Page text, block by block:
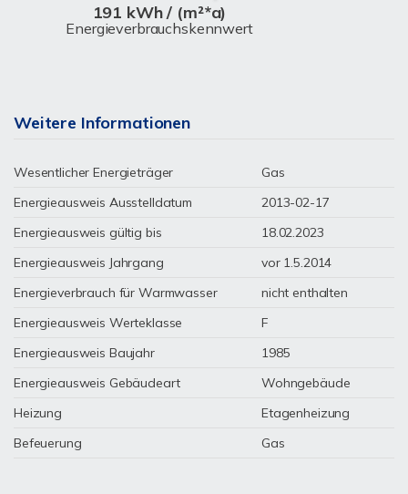
191 kWh / (m²*a)
Energieverbrauchskennwert
Weitere Informationen
Wesentlicher Energieträger
Gas
Energieausweis Ausstelldatum
2013-02-17
Energieausweis gültig bis
18.02.2023
Energieausweis Jahrgang
vor 1.5.2014
Energieverbrauch für Warmwasser
nicht enthalten
Energieausweis Werteklasse
F
Energieausweis Baujahr
1985
Energieausweis Gebäudeart
Wohngebäude
Heizung
Etagenheizung
Befeuerung
Gas